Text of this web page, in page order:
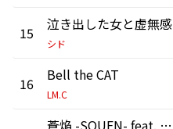
15 泣き出した女と虚無感
シド
16 Bell the CAT
LM.C
蒼焔 -SOUEN- feat. BASI,Sakkon,FUNKYMIC